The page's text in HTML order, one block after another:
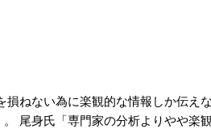
ねない為に楽観的な情報しか伝え
尾身氏「専門家の分析よりやや